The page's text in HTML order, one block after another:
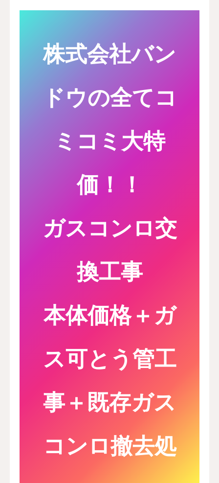
株式会社バン
ドウの全てコ
ミコミ大特
価！！
ガスコンロ交
換工事
本体価格＋ガ
ス可とう管工
事＋既存ガス
コンロ撤去処